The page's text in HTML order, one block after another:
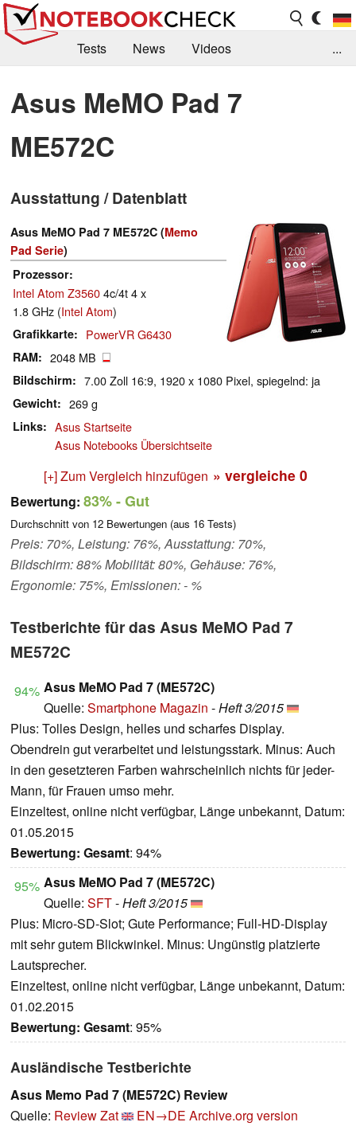
Tests News
Videos
Kaufberatung
Deals Suche
Forum
...
Asus MeMO Pad 7
ME572C
Ausstattung / Datenblatt
Asus MeMO Pad 7 ME572C (Memo
Pad Serie)
Prozessor
Intel Atom Z35604c/4t 4 x
1.8 GHz (Intel Atom)
Grafikkarte PowerVR G6430
RAM 2048 MB
Bildschirm 7.00 Zoll 16:9, 1920 x 1080 Pixel, spiegelnd: ja
Gewicht 269 g
Links
Asus Startseite
Asus Notebooks Übersichtseite
[+] Zum Vergleich hinzufügen » vergleiche 0
Bewertung: 83%- Gut
Durchschnitt von 12 Bewertungen (aus 16 Tests)
Preis: 70%, Leistung: 76%, Ausstattung: 70%,
Bildschirm: 88% Mobilität: 80%, Gehäuse: 76%,
Ergonomie: 75%, Emissionen: - %
Testberichte für das Asus MeMO Pad 7
ME572C
94% Asus MeMO Pad 7 (ME572C)
Quelle: Smartphone Magazin -Heft 3/2015
Plus: Tolles Design, helles und scharfes Display.
Obendrein gut verarbeitet und leistungsstark. Minus: Auch
in den gesetzteren Farben wahrscheinlich nichts für jeder-
Mann, für Frauen umso mehr.
Einzeltest, online nicht verfügbar, Länge unbekannt, Datum:
01.05.2015
Bewertung: Gesamt: 94%
95% Asus MeMO Pad 7 (ME572C)
Quelle: SFT-Heft 3/2015
Plus: Micro-SD-Slot; Gute Performance; Full-HD-Display
mit sehr gutem Blickwinkel. Minus: Ungünstig platzierte
Lautsprecher.
Einzeltest, online nicht verfügbar, Länge unbekannt, Datum:
01.02.2015
Bewertung: Gesamt: 95%
Ausländische Testberichte
Asus Memo Pad 7 (ME572C) Review
Quelle: Review Zat EN→DE Archive.org version